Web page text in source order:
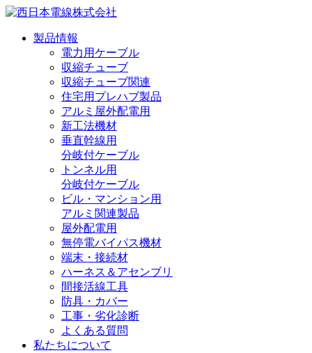
製品情報
電力用ケーブル
収縮チューブ
収縮チューブ関連
住宅用プレハブ製品
アルミ屋外配電用
新工法機材
垂直幹線用
分岐付ケーブル
トンネル用
分岐付ケーブル
ビル・マンション用
アルミ関連製品
屋外配電用
無停電バイパス機材
端末・接続材
ハーネス＆アセンブリ
間接活線工具
防具・カバー
工事・劣化診断
よくある質問
私たちについて